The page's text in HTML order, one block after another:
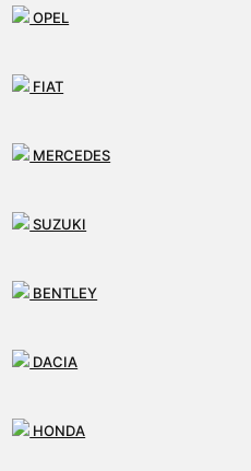
OPEL
FIAT
MERCEDES
SUZUKI
BENTLEY
DACIA
HONDA